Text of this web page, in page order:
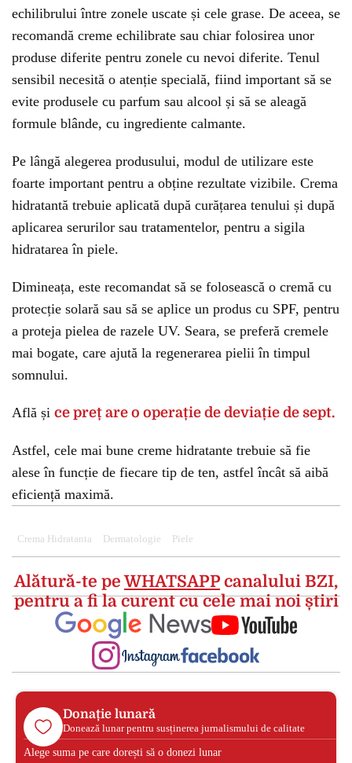
echilibrului între zonele uscate și cele grase. De aceea, se
recomandă creme echilibrate sau chiar folosirea unor
produse diferite pentru zonele cu nevoi diferite. Tenul
sensibil necesită o atenție specială, fiind important să se
evite produsele cu parfum sau alcool și să se aleagă
formule blânde, cu ingrediente calmante.
Pe lângă alegerea produsului, modul de utilizare este
foarte important pentru a obține rezultate vizibile. Crema
hidratantă trebuie aplicată după curățarea tenului și după
aplicarea serurilor sau tratamentelor, pentru a sigila
hidratarea în piele.
Dimineața, este recomandat să se folosească o cremă cu
protecție solară sau să se aplice un produs cu SPF, pentru
a proteja pielea de razele UV. Seara, se preferă cremele
mai bogate, care ajută la regenerarea pielii în timpul
somnului.
Află și ce preț are o operație de deviație de sept.
Astfel, cele mai bune creme hidratante trebuie să fie
alese în funcție de fiecare tip de ten, astfel încât să aibă
eficiență maximă.
Crema Hidratanta Dermatologie Piele
Alătură-te peWHATSAPPcanalului BZI,
pentru a fi la curent cu cele mai noi știri
Donație lunară
Donează lunar pentru susținerea jurnalismului de calitate
Alege suma pe care dorești să o donezi lunar